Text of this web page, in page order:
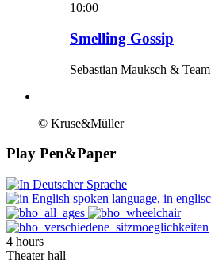
10:00
Smelling Gossip
Sebastian Mauksch & Team
© Kruse&Müller
Play Pen&Paper
4 hours
Theater hall